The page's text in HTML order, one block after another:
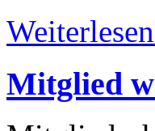
Mitglied